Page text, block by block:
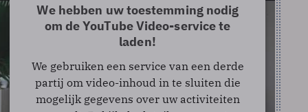
We hebben uw toestemming nodig
om de YouTube Video-service te
laden!
We gebruiken een service van een derde
partij om video-inhoud in te sluiten die
mogelijk gegevens over uw activiteiten